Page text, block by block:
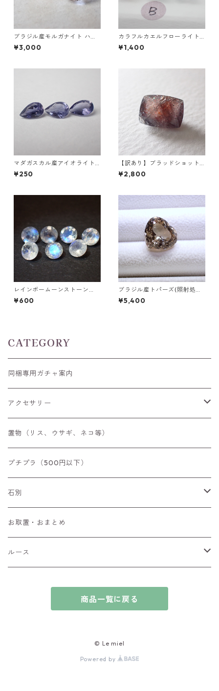
ブラジル産モルガナイト ハー
トカット(5mm)/ラウンドカッ
トルース(6mm)
¥3,000
カラフルカエルフローライト
彫刻 置物 4.7g前後 高さ14m
m前後
¥1,400
マダガスカル産アイオライト
0.1ct前後 6mm*4mm前後
¥250
【訳あり】ブラッドショット
アイオライト 3.25ct 11.0mm*
8.25mm*5.0mm
¥2,800
レインボームーンストーン
（アンデシン/ホワイトラブラ
ドライト）0.25ct前後 4.0m
¥600
ブラジル産トパーズ(照射処理)
ハートシェイプカットルース
9.4ct 13.5mm*12.3mm*8.0m
¥5,400
CATEGORY
同梱専用ガチャ案内
アクセサリー
空枠
リング
ペンダントトップ
ブローチ
チャーム
ブレスレット
置物（リス、ウサギ、ネコ等）
プチプラ（500円以下）
石別
アイオライト
アウイナイト
アクアマリン
お取置・おまとめ
ルース
カボションカット
商品一覧に戻る
© Le miel
Powered by